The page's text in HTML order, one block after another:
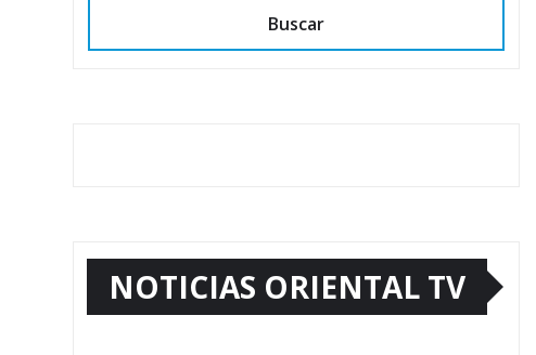
Buscar
NOTICIAS ORIENTAL TV